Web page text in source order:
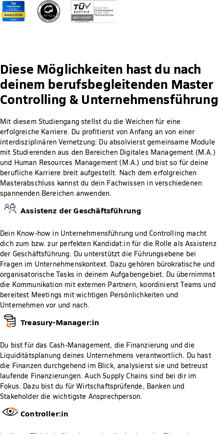
Diese Möglichkeiten hast du nach
deinem berufsbegleitenden Master
Controlling & Unternehmensführung
Mit diesem Studiengang stellst du die Weichen für eine
erfolgreiche Karriere. Du profitierst von Anfang an von einer
interdisziplinären Vernetzung: Du absolvierst gemeinsame Module
mit Studierenden aus den Bereichen Digitales Management (M.A.)
und Human Resources Management (M.A.) und bist so für deine
berufliche Karriere breit aufgestellt. Nach dem erfolgreichen
Masterabschluss kannst du dein Fachwissen in verschiedenen
spannenden Bereichen anwenden.
Assistenz der Geschäftsführung
Dein Know-how in Unternehmensführung und Controlling macht
dich zum bzw. zur perfekten Kandidat:in für die Rolle als Assistenz
der Geschäftsführung. Du unterstützt die Führungsebene bei
Fragen im Unternehmenskontext. Dazu gehören bürokratische und
organisatorische Tasks in deinem Aufgabengebiet. Du übernimmst
die Kommunikation mit externen Partnern, koordinierst Teams und
bereitest Meetings mit wichtigen Persönlichkeiten und
Unternehmen vor und nach.
Treasury-Manager:in
Du bist für das Cash-Management, die Finanzierung und die
Liquiditätsplanung deines Unternehmens verantwortlich. Du hast
die Finanzen durchgehend im Blick, analysierst sie und betreust
laufende Finanzierungen. Auch Supply Chains sind bei dir im
Fokus. Dazu bist du für Wirtschaftsprüfende, Banken und
Stakeholder die wichtigste Ansprechperson.
Controller:in